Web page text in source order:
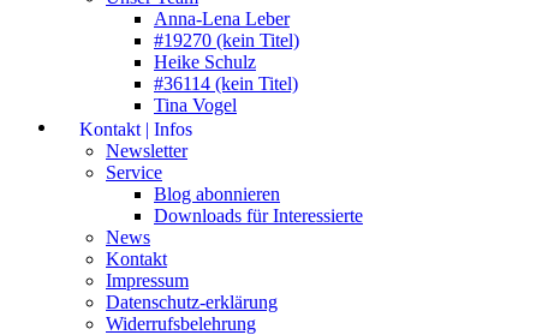
Anna-Lena Leber
#19270 (kein Titel)
Heike Schulz
#36114 (kein Titel)
Tina Vogel
Kontakt | Infos
Newsletter
Service
Blog abonnieren
Downloads für Interessierte
News
Kontakt
Impressum
Datenschutz-erklärung
Widerrufsbelehrung